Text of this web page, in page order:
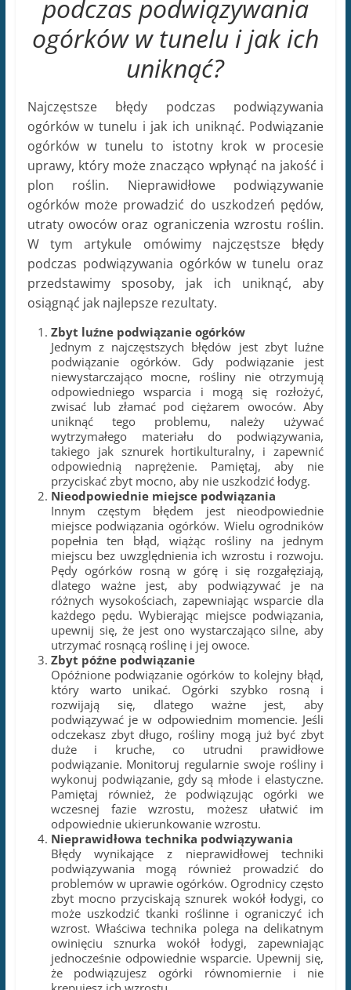
podczas podwiązywania
ogórków w tunelu i jak ich
uniknąć?
Najczęstsze błędy podczas podwiązywania
ogórków w tunelu i jak ich uniknąć. Podwiązanie
ogórków w tunelu to istotny krok w procesie
uprawy, który może znacząco wpłynąć na jakość i
plon roślin. Nieprawidłowe podwiązywanie
ogórków może prowadzić do uszkodzeń pędów,
utraty owoców oraz ograniczenia wzrostu roślin.
W tym artykule omówimy najczęstsze błędy
podczas podwiązywania ogórków w tunelu oraz
przedstawimy sposoby, jak ich uniknąć, aby
osiągnąć jak najlepsze rezultaty.
Zbyt luźne podwiązanie ogórków
Jednym z najczęstszych błędów jest zbyt luźne
podwiązanie ogórków. Gdy podwiązanie jest
niewystarczająco mocne, rośliny nie otrzymują
odpowiedniego wsparcia i mogą się rozłożyć,
zwisać lub złamać pod ciężarem owoców. Aby
uniknąć tego problemu, należy używać
wytrzymałego materiału do podwiązywania,
takiego jak sznurek hortikulturalny, i zapewnić
odpowiednią naprężenie. Pamiętaj, aby nie
przyciskać zbyt mocno, aby nie uszkodzić łodyg.
Nieodpowiednie miejsce podwiązania
Innym częstym błędem jest nieodpowiednie
miejsce podwiązania ogórków. Wielu ogrodników
popełnia ten błąd, wiążąc rośliny na jednym
miejscu bez uwzględnienia ich wzrostu i rozwoju.
Pędy ogórków rosną w górę i się rozgałęziają,
dlatego ważne jest, aby podwiązywać je na
różnych wysokościach, zapewniając wsparcie dla
każdego pędu. Wybierając miejsce podwiązania,
upewnij się, że jest ono wystarczająco silne, aby
utrzymać rosnącą roślinę i jej owoce.
Zbyt późne podwiązanie
Opóźnione podwiązanie ogórków to kolejny błąd,
który warto unikać. Ogórki szybko rosną i
rozwijają się, dlatego ważne jest, aby
podwiązywać je w odpowiednim momencie. Jeśli
odczekasz zbyt długo, rośliny mogą już być zbyt
duże i kruche, co utrudni prawidłowe
podwiązanie. Monitoruj regularnie swoje rośliny i
wykonuj podwiązanie, gdy są młode i elastyczne.
Pamiętaj również, że podwiązując ogórki we
wczesnej fazie wzrostu, możesz ułatwić im
odpowiednie ukierunkowanie wzrostu.
Nieprawidłowa technika podwiązywania
Błędy wynikające z nieprawidłowej techniki
podwiązywania mogą również prowadzić do
problemów w uprawie ogórków. Ogrodnicy często
zbyt mocno przyciskają sznurek wokół łodygi, co
może uszkodzić tkanki roślinne i ograniczyć ich
wzrost. Właściwa technika polega na delikatnym
owinięciu sznurka wokół łodygi, zapewniając
jednocześnie odpowiednie wsparcie. Upewnij się,
że podwiązujesz ogórki równomiernie i nie